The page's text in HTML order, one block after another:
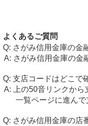
よくあるご質問
さがみ信用金庫の金
さがみ信用金庫の金
支店コードはどこで
上の50音リンクか
一覧ページに進んで
さがみ信用金庫の店